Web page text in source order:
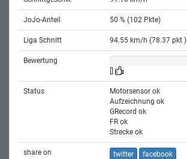
JoJo-Anteil 50 % (102 Pkte)
Liga Schnitt 94.55 km/h (78.37 pkt )
Bewertung
Status
Motorsensor ok
Aufzeichnung ok
GRecord ok
FR ok
Strecke ok
share on twitter facebook